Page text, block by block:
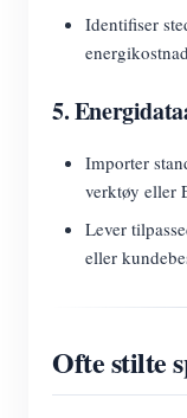
Identifiser
5.
Importer
verktøy eller
Lever
eller
Ofte stilte